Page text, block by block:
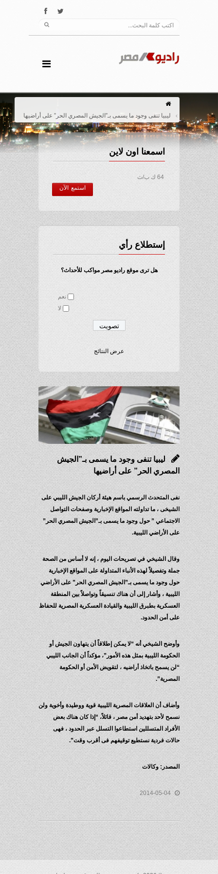
ليبيا تنفى وجود ما يسمى بـ”الجيش المصري الحر” على أراضيها
اسمعنا اون لاين
64 ك ب/ث
استمع الآن
إستطلاع رأي
هل ترى موقع راديو مصر مواكب للأحداث؟
نعم
لا
عرض النتائج
ليبيا تنفى وجود ما يسمى بـ”الجيش
المصري الحر” على أراضيها
نفى المتحدث الرسمي باسم هيئة أركان الجيش الليبي على
الشيخى ، ما تداولته المواقع الإخبارية وصفحات التواصل
الاجتماعي ” حول وجود ما يسمى بـ”الجيش المصري الحر”
على الأراضي الليبية.
وقال الشيخي في تصريحات اليوم ، إنه لا أساس من الصحة
جملة وتفصيلاً لهذه الأنباء المتداولة على المواقع الإخبارية
حول وجود ما يسمى بـ”الجيش المصري الحر” على الأراضي
الليبية ، وأشار إلى أن هناك تنسيقاً وتواصلاً بين المنطقة
العسكرية بطبرق الليبية والقيادة العسكرية المصرية للحفاظ
على أمن الحدود.
وأوضح الشيخي أنه “لا يمكن إطلاقاً أن يتهاون الجيش أو
الحكومة الليبية بمثل هذه الأمور”، مؤكداً أن الجانب الليبي
“لن يسمح باتخاذ أراضيه ، لتقويض الأمن أو الحكومة
المصرية”.
وأضاف أن العلاقات المصرية الليبية قوية ووطيدة وأخوية ولن
نسمح لأحد بتهديد أمن مصر ، قائلاً، “إذا كان هناك بعض
الأفراد المتسللين استطاعوا التسلل عبر الحدود ، فهى
حالات فردية نستطيع توقيفهم فى أقرب وقت”.
المصدر: وكالات
2014-05-04